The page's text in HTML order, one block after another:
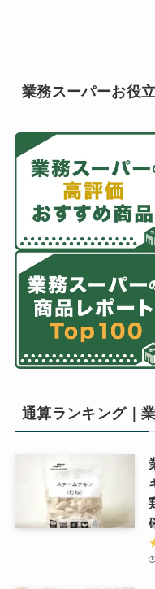
業務スーパーお役
通算ランキング｜